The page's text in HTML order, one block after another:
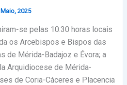
2025
se pelas 10.30 horas locais
os Arcebispos e Bispos das
de Mérida-Badajoz e Évora; a
Arquidiocese de Mérida-
de Coria-Cáceres e Placencia